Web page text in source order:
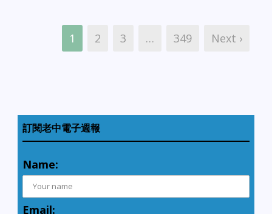
1 2 3 … 349 Next ›
訂閱老中電子週報
Name:
Email: